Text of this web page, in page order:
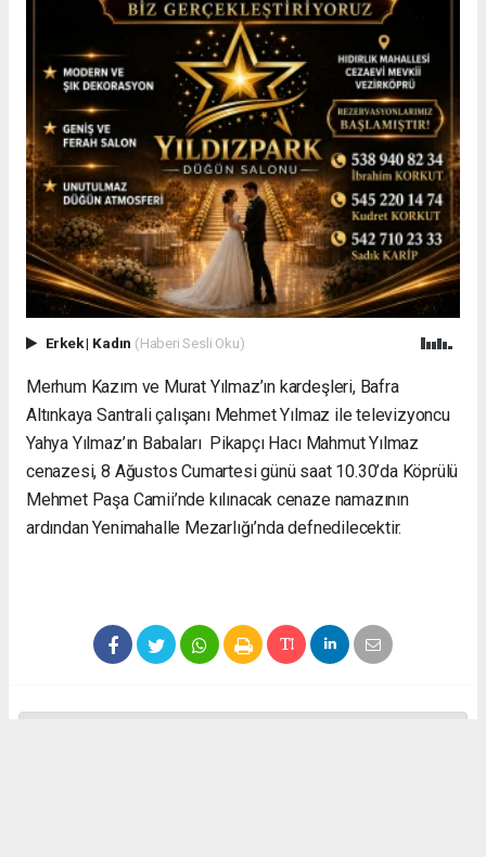
Erkek| Kadın (Haberi Sesli Oku)
Merhum Kazım ve Murat Yılmaz’ın kardeşleri, Bafra
Altınkaya Santrali çalışanı Mehmet Yılmaz ile televizyoncu
Yahya Yılmaz’ın Babaları Pikapçı Hacı Mahmut Yılmaz
cenazesi, 8 Ağustos Cumartesi günü saat 10.30’da Köprülü
Mehmet Paşa Camii’nde kılınacak cenaze namazının
ardından Yenimahalle Mezarlığı’nda defnedilecektir.